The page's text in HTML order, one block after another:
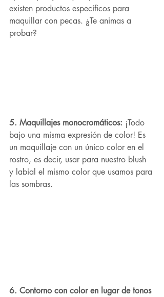
existen productos específicos para
maquillar con pecas. ¿Te animas a
probar?
5. Maquillajes monocromáticos: ¡Todo
bajo una misma expresión de color! Es
un maquillaje con un único color en el
rostro, es decir, usar para nuestro blush
y labial el mismo color que usamos para
las sombras.
6. Contorno con color en lugar de tonos